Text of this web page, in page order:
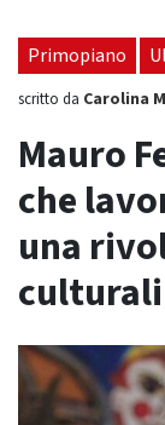
ammessa alla
Primopiano
scritto da Carolina
Mauro
che
una
culturali